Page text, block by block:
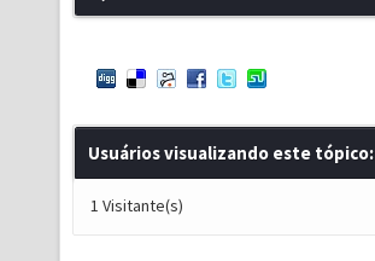
Usuários visualizando este tópico:
1 Visitante(s)